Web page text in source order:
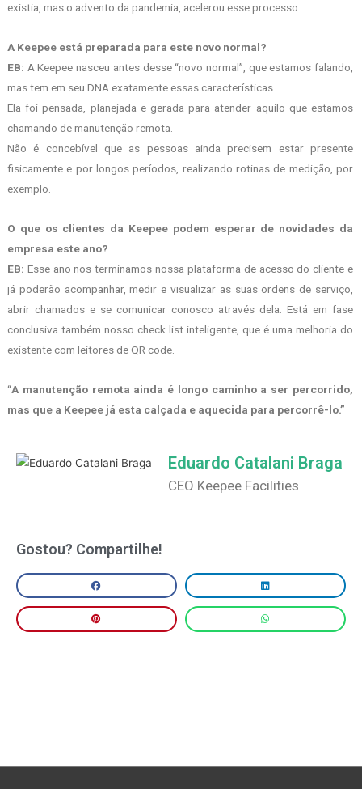
existia, mas o advento da pandemia, acelerou esse processo.
A Keepee está preparada para este novo normal?
EB: A Keepee nasceu antes desse “novo normal”, que estamos falando,
mas tem em seu DNA exatamente essas características.
Ela foi pensada, planejada e gerada para atender aquilo que estamos
chamando de manutenção remota.
Não é concebível que as pessoas ainda precisem estar presente
fisicamente e por longos períodos, realizando rotinas de medição, por
exemplo.
O que os clientes da Keepee podem esperar de novidades da
empresa este ano?
EB: Esse ano nos terminamos nossa plataforma de acesso do cliente e
já poderão acompanhar, medir e visualizar as suas ordens de serviço,
abrir chamados e se comunicar conosco através dela. Está em fase
conclusiva também nosso check list inteligente, que é uma melhoria do
existente com leitores de QR code.
“A manutenção remota ainda é longo caminho a ser percorrido,
mas que a Keepee já esta calçada e aquecida para percorrê-lo.”
Eduardo Catalani Braga
CEO Keepee Facilities
Gostou? Compartilhe!